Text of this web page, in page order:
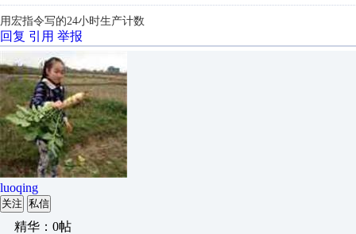
用宏指令写的24小时生产计数
回复 引用 举报
luoqing
关注 私信
精华：0帖